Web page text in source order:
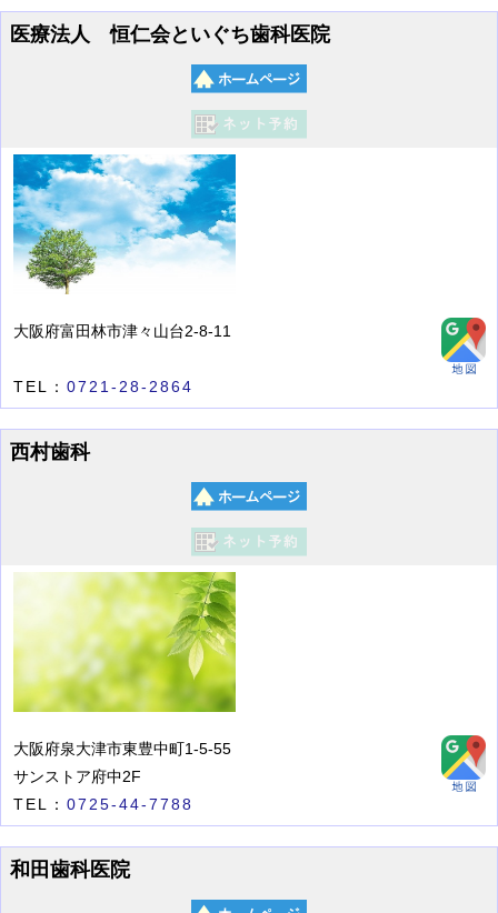
医療法人 恒仁会といぐち歯科医院
大阪府富田林市津々山台2-8-11
TEL： 0721-28-2864
西村歯科
大阪府泉大津市東豊中町1-5-55
サンストア府中2F
TEL： 0725-44-7788
和田歯科医院